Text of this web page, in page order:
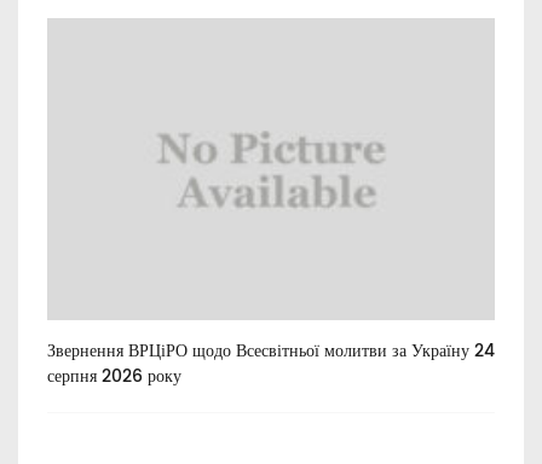
Звернення ВРЦіРО щодо Всесвітньої молитви за Україну 24
серпня 2026 року